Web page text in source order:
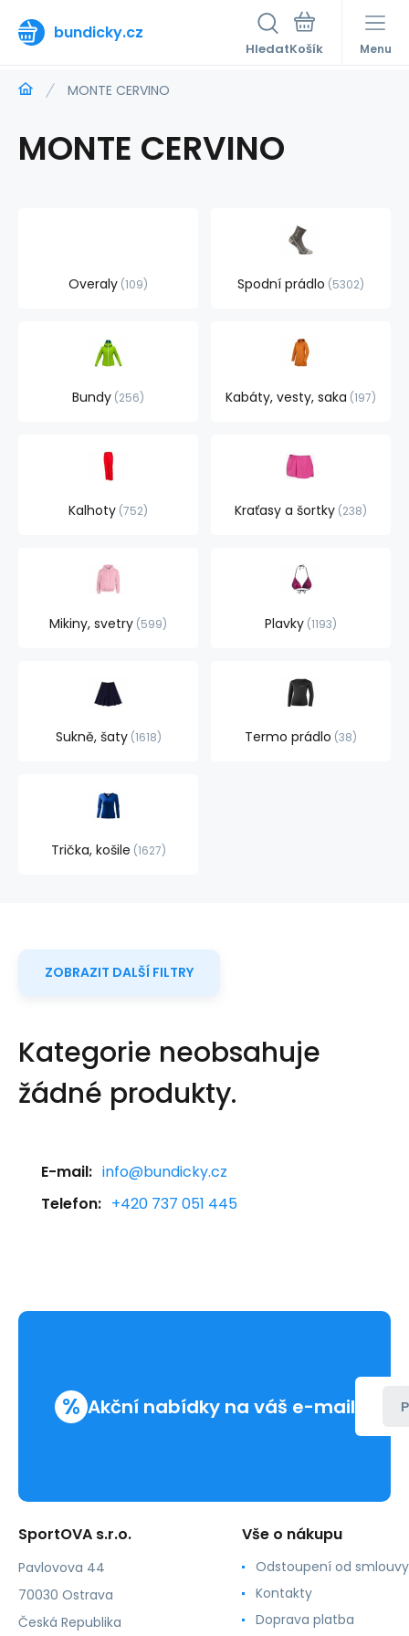
bundicky.cz
Hledat Menu
MONTE CERVINO
MONTE CERVINO
Overaly 109 Spodní prádlo 5302
Bundy 256 Kabáty, vesty, saka 197
Kalhoty 752 Kraťasy a šortky 238
Mikiny, svetry 599 Plavky 1193
Sukně, šaty 1618 Termo prádlo 38
Trička, košile 1627
ZOBRAZIT DALŠÍ FILTRY
Kategorie neobsahuje
žádné produkty.
E-mail: info@bundicky.cz
Telefon: +420 737 051 445
% Akční nabídky na váš e-mail
SportOVA s.r.o.
Pavlovova 44
70030 Ostrava
Česká Republika
Vše o nákupu
Odstoupení od smlouvy
Kontakty
Doprava platba